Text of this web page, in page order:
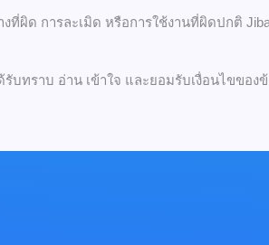
ที่ผิด การละเมิด หรือการใช้งานที่ผิดปกติ
บทราบ อ่าน เข้าใจ และยอมรับเงื่อนไขขอ